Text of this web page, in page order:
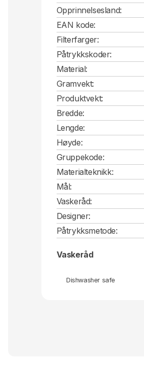
Opprinnelsesland:
EAN kode:
Filterfarger:
Påtrykkskoder:
Material:
Gramvekt:
Produktvekt:
Bredde:
Lengde:
Høyde:
Gruppekode:
Materialteknikk:
Mål:
Vaskeråd:
Designer:
Påtrykksmetode:
Vaskeråd
Dishwasher safe